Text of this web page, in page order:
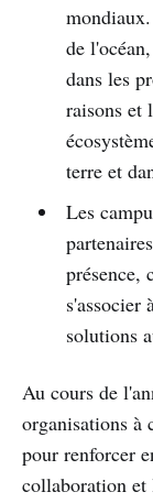
de
dans les
raisons et
terre et
Les
présence,
s'associer
solutions
Au cours de
organisations à
pour renforcer
collaboration